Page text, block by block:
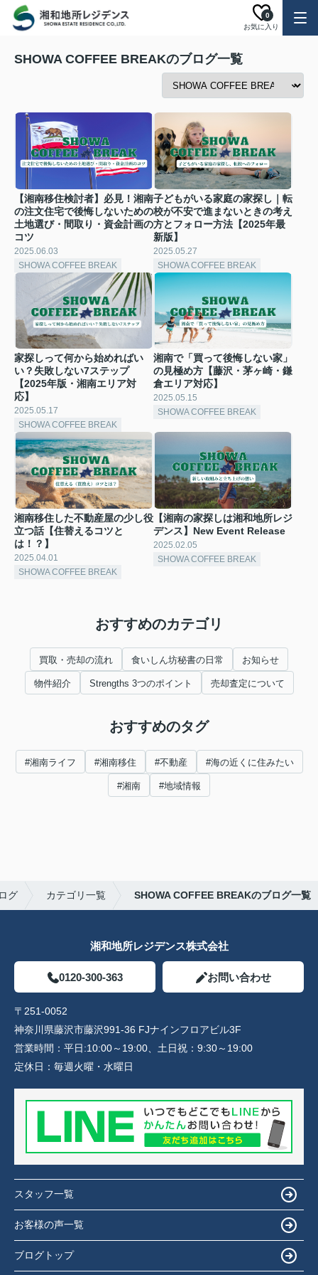
お気に入り
0
SHOWA COFFEE BREAKのブログ一覧
【湘南移住検討者】必見！湘南
の注文住宅で後悔しないための
土地選び・間取り・資金計画の
コツ
2025.06.03
SHOWA COFFEE BREAK
子どもがいる家庭の家探し｜転
校が不安で進まないときの考え
方とフォロー方法【2025年最
新版】
2025.05.27
SHOWA COFFEE BREAK
家探しって何から始めればい
い？失敗しない7ステップ
【2025年版・湘南エリア対
応】
2025.05.17
SHOWA COFFEE BREAK
湘南で「買って後悔しない家」
の見極め方【藤沢・茅ヶ崎・鎌
倉エリア対応】
2025.05.15
SHOWA COFFEE BREAK
湘南移住した不動産屋の少し役
立つ話【住替えるコツと
は！？】
2025.04.01
SHOWA COFFEE BREAK
【湘南の家探しは湘和地所レジ
デンス】New Event Release
2025.02.05
SHOWA COFFEE BREAK
おすすめのカテゴリ
買取・売却の流れ 食いしん坊秘書の日常 お知らせ
物件紹介 Strengths 3つのポイント 売却査定について
おすすめのタグ
#湘南ライフ #湘南移住 #不動産 #海の近くに住みたい
#湘南 #地域情報
グ カテゴリ一覧 SHOWA COFFEE BREAKのブログ一覧
湘和地所レジデンス株式会社
0120-300-363 お問い合わせ
〒251-0052
神奈川県藤沢市藤沢991-36 FJナインフロアビル3F
営業時間： 平日:10:00～19:00、土日祝：9:30～19:00
定休日： 毎週火曜・水曜日
スタッフ一覧
お客様の声一覧
ブログトップ